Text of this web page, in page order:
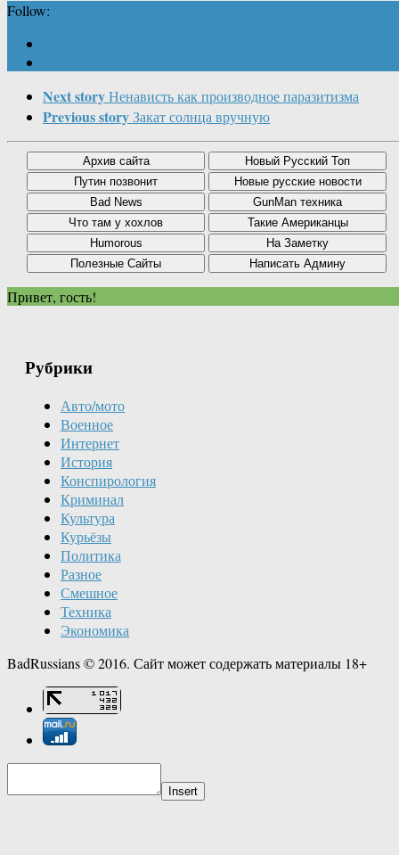
Follow:
Next storyНенависть как производное паразитизма
Previous storyЗакат солнца вручную
Привет, гость!
Рубрики
Авто/мото
Военное
Интернет
История
Конспирология
Криминал
Культура
Курьёзы
Политика
Разное
Смешное
Техника
Экономика
BadRussians © 2016. Сайт может содержать материалы 18+
Insert